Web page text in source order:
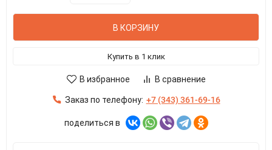
В КОРЗИНУ
Купить в 1 клик
В избранное В сравнение
Заказ по телефону: +7 (343) 361-69-16
поделиться в